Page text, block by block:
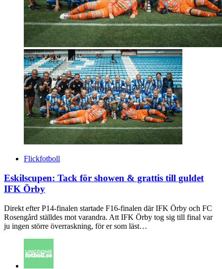
Flickfotboll
Eskilscupen: Tack för showen & grattis till guldet
IFK Örby
Direkt efter P14-finalen startade F16-finalen där IFK Örby och FC
Rosengård ställdes mot varandra. Att IFK Örby tog sig till final var
ju ingen större överraskning, för er som läst…